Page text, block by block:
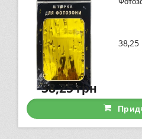
38,25
38,25грн